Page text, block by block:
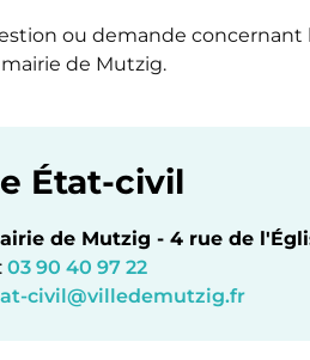
ou demande concernant
de Mutzig.
État-civil
de Mutzig - 4 rue de
03 90 40 97 22
civil@villedemutzig.fr